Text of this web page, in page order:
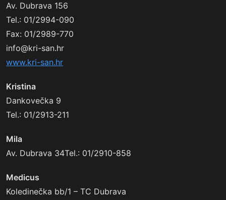
Av. Dubrava 156
Tel.: 01/2994-090
Fax: 01/2989-770
info@kri-san.hr
www.kri-san.hr
Kristina
Dankovečka 9
Tel.: 01/2913-211
Mila
Av. Dubrava 34Tel.: 01/2910-858
Medicus
Koledinečka bb/1 – TC Dubrava